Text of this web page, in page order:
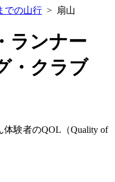
での山行 > 扇山
ランナー
・クラブ
験者のQOL（Quality of